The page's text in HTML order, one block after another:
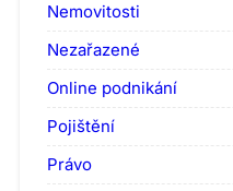
Nemovitosti
Nezařazené
Online podnikání
Pojištění
Právo